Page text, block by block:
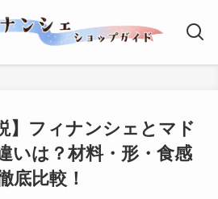
】フィナンシェとマド
いは？材料・形・食感
底比較！